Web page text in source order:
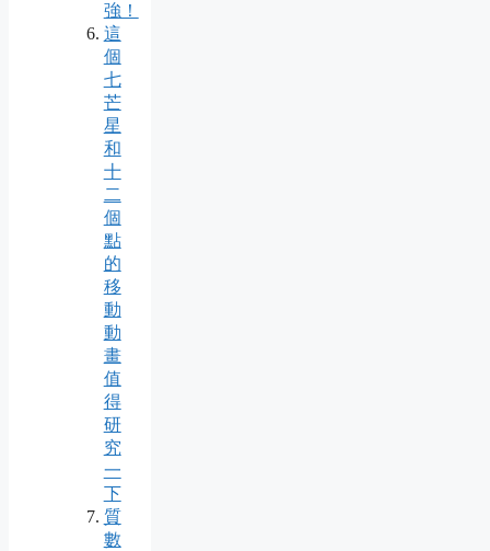
強！
這
個
七
芒
星
和
十
二
個
點
的
移
動
動
畫
值
得
研
究
一
下
質
數